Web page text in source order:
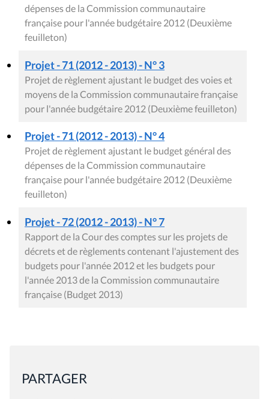
dépenses de la Commission communautaire
française pour l'année budgétaire 2012 (Deuxième
feuilleton)
Projet - 71 (2012 - 2013) - N° 3
Projet de règlement ajustant le budget des voies et
moyens de la Commission communautaire française
pour l'année budgétaire 2012 (Deuxième feuilleton)
Projet - 71 (2012 - 2013) - N° 4
Projet de règlement ajustant le budget général des
dépenses de la Commission communautaire
française pour l'année budgétaire 2012 (Deuxième
feuilleton)
Projet - 72 (2012 - 2013) - N° 7
Rapport de la Cour des comptes sur les projets de
décrets et de règlements contenant l'ajustement des
budgets pour l'année 2012 et les budgets pour
l'année 2013 de la Commission communautaire
française (Budget 2013)
PARTAGER